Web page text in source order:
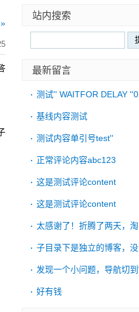
站内搜索
最新留言
测试'' WAITFOR DELAY ''0
基线内容测试
测试内容单引号test''
正常评论内容abc123
这是测试评论content
这是测试评论content
好有钱